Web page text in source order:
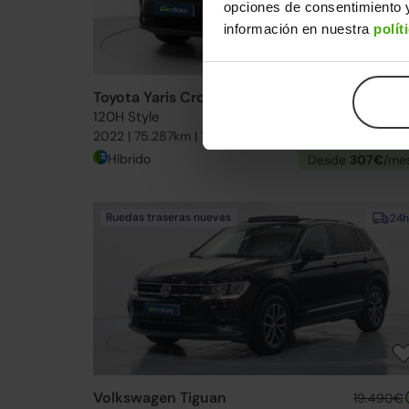
opciones de consentimiento
información en nuestra
Toyota Yaris Cross
120H Style
2022 | 75.287km | 116CV | Automático
24.990€
Híbrido Desde 307€/
24h
Ruedas traseras nuevas
Volkswagen Tiguan 19.490€